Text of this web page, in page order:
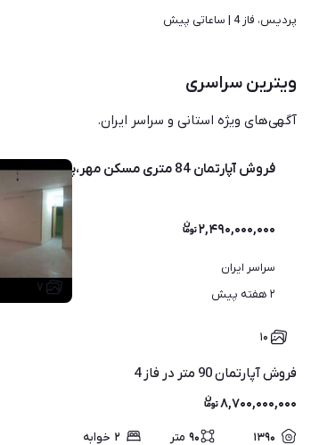
پردیس، فاز 4 | ساعاتی پیش
ویترین سراسری
آگهی‌های ویژه استانی و سراسر ایران.
۷
فروش آپارتمان 84 متری مسکن مهر،پشت مصلی
۲,۴۹۰,۰۰۰,۰۰۰
سراسر ایران
۲ هفته پیش
۱۰
فروش آپارتمان 90 متر در فاز 4
۸,۷۰۰,۰۰۰,۰۰۰
۱۳۹۰ ۹۰ متر ۲ خوابه